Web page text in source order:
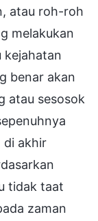
atau roh-roh
melakukan
kejahatan
benar akan
atau sesosok
di akhir
tidak taat
zaman